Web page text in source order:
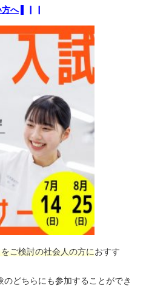
方へ▌▏▏
ご検討の社会人の方におすす
どちらにも参加することができ